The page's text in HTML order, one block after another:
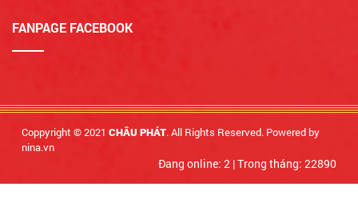
FANPAGE FACEBOOK
Coppyright © 2021 CHÂU PHÁT. All Rights Reserved. Powered by
nina.vn
Đang online: 2 |Trong tháng: 22890